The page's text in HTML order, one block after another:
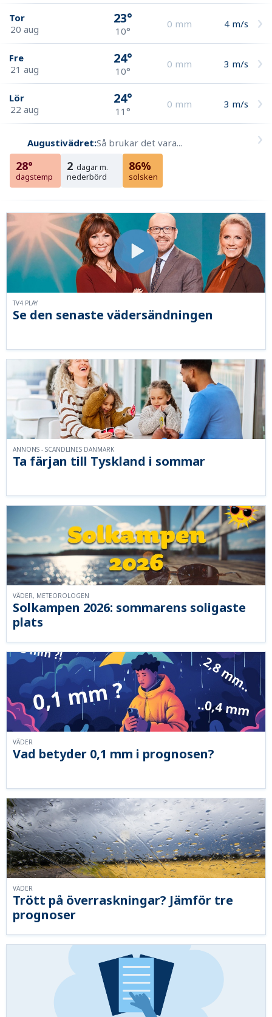
Tor
20 aug
23°
10°
0 mm 4 m/s
Fre
21 aug
24°
10°
0 mm 3 m/s
Lör
22 aug
24°
11°
0 mm 3 m/s
Augustivädret:Så brukar det vara...
28°
dagstemp
2 dagar m.
nederbörd
86%
solsken
Se den senaste vädersändningen
TV4 PLAY
Ta färjan till Tyskland i sommar
ANNONS - SCANDLINES DANMARK
Solkampen 2026: sommarens soligaste
plats
VÄDER, METEOROLOGEN
Vad betyder 0,1 mm i prognosen?
VÄDER
Trött på överraskningar? Jämför tre
prognoser
VÄDER